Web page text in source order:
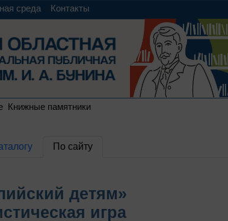
среда Контакты
Книжные памятники
По сайту
детям»
игра